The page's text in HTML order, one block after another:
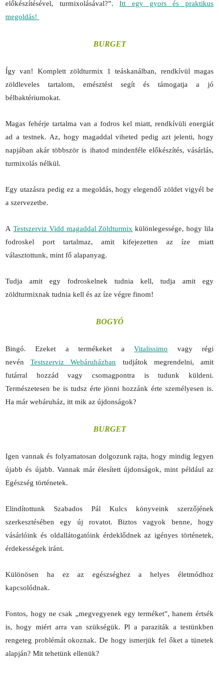
előkészítésével, turmixolásával?”.Itt egy gyors és praktikus
megoldás!
BURGET
Így van! Komplett zöldturmix 1 teáskanálban, rendkívül magas
zöldleveles tartalom, emésztést segít és támogatja a jó
bélbaktériumokat.
Magas fehérje tartalma van a fodros kel miatt, rendkívüli energiát
ad a testnek. Az, hogy magaddal viheted pedig azt jelenti, hogy
napjában akár többször is ihatod mindenféle előkészítés, vásárlás,
turmixolás nélkül.
Egy utazásra pedig ez a megoldás, hogy elegendő zöldet vigyél be
a szervezetbe.
ATestszerviz Vidd magaddal Zöldturmix különlegessége, hogy lila
fodroskel port tartalmaz, amit kifejezetten az íze miatt
választottunk, mint fő alapanyag.
Tudja amit egy fodroskelnek tudnia kell, tudja amit egy
zöldturmixnak tudnia kell és az íze végre finom!
BOGYÓ
Bingó. Ezeket a termékeket aVitalissimo vagy régi
nevénTestszerviz Webáruházban tudjátok megrendelni, amit
futárral hozzád vagy csomagpontra is tudunk küldeni.
Természetesen be is tudsz érte jönni hozzánk érte személyesen is.
Ha már webáruház, itt mik az újdonságok?
BURGET
Igen vannak és folyamatosan dolgozunk rajta, hogy mindig legyen
újabb és újabb. Vannak már élesített újdonságok, mint például az
Egészség történetek.
Elindítottunk Szabados Pál Kulcs könyveink szerzőjének
szerkesztésében egy új rovatot. Biztos vagyok benne, hogy
vásárlóink és oldallátogatóink érdeklődnek az igényes történetek,
érdekességek iránt.
Különösen ha ez az egészséghez a helyes életmódhoz
kapcsolódnak.
Fontos, hogy ne csak „megvegyenek egy terméket”, hanem értsék
is, hogy miért arra van szükségük. Pl a paraziták a testünkben
rengeteg problémát okoznak. De hogy ismerjük fel őket a tünetek
alapján? Mit tehetünk ellenük?